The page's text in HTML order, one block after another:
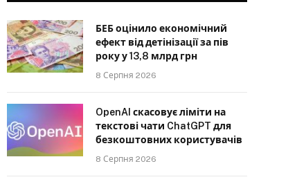
БЕБ оцінило економічний
ефект від детінізації за пів
року у 13,8 млрд грн
8 Серпня 2026
OpenAI скасовує ліміти на
текстові чати ChatGPT для
безкоштовних користувачів
8 Серпня 2026